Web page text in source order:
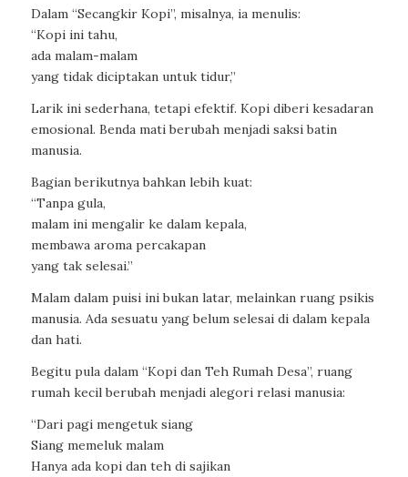
Dalam “Secangkir Kopi”, misalnya, ia menulis:
“Kopi ini tahu,
ada malam-malam
yang tidak diciptakan untuk tidur,”
Larik ini sederhana, tetapi efektif. Kopi diberi kesadaran
emosional. Benda mati berubah menjadi saksi batin
manusia.
Bagian berikutnya bahkan lebih kuat:
“Tanpa gula,
malam ini mengalir ke dalam kepala,
membawa aroma percakapan
yang tak selesai.”
Malam dalam puisi ini bukan latar, melainkan ruang psikis
manusia. Ada sesuatu yang belum selesai di dalam kepala
dan hati.
Begitu pula dalam “Kopi dan Teh Rumah Desa”, ruang
rumah kecil berubah menjadi alegori relasi manusia:
“Dari pagi mengetuk siang
Siang memeluk malam
Hanya ada kopi dan teh di sajikan